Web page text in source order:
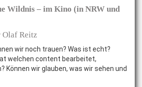
Wildnis – im Kino (in NRW und
Olaf Reitz
wir noch trauen? Was ist echt?
welchen content bearbeitet,
Können wir glauben, was wir sehen und